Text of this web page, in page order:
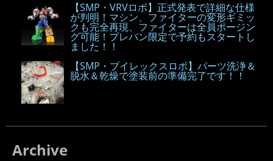
【SMP・VRVロボ】正式発表で詳細な仕様
が判明！マシン、ファイターの変形ギミッ
クも完全再現、ファイターは全員ポージン
グ可能！プレバン限定で予約もスタートし
ました！！
【SMP・ブイレックスロボ】パーツ洗浄＆
脱水＆乾燥で塗装前の準備完了です！！
Archive